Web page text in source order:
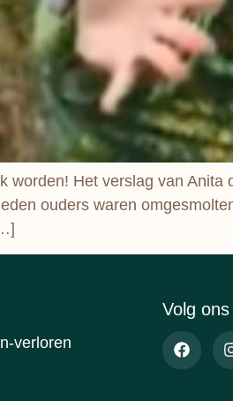
worden! Het verslag van Anita
ouders waren
verloren
Volg ons